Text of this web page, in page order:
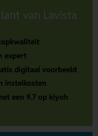
van Lavista
expert
digitaal voorbeeld
instelkosten
een 9.7 op kiyoh